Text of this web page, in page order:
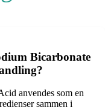
Bicarbonate
anvendes som en
sammen i